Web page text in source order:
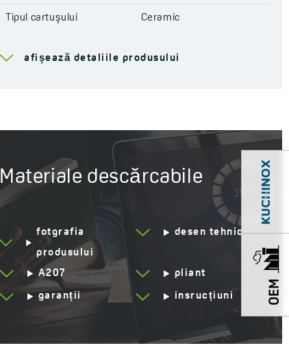
Tipul cartuşului Ceramic
ușoară inclus
Grup acustic
Service la domiciliu
Ani de garanție
8 *Verifică detaliile
afișează detaliile produsului
Materiale descărcabile
fotgrafia
produsului
desen tehnic
A207 pliant
garanții insrucțiuni